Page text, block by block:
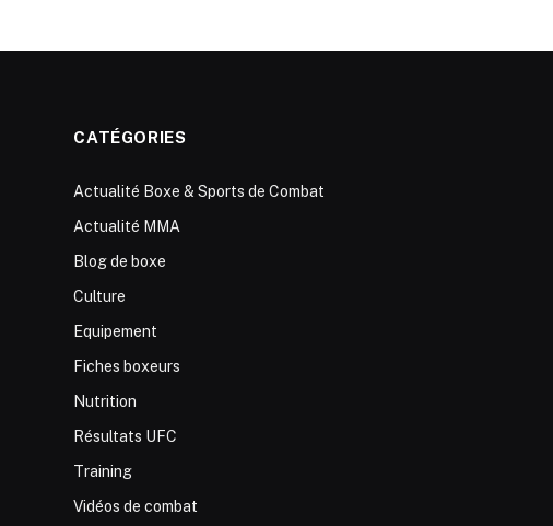
CATÉGORIES
Actualité Boxe & Sports de Combat
Actualité MMA
Blog de boxe
Culture
Equipement
Fiches boxeurs
Nutrition
Résultats UFC
Training
Vidéos de combat